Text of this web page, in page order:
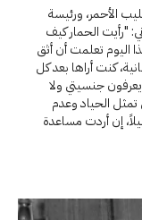
الأحمر، ورئيسة
"رأيت الحمار كيف
اليوم تعلمت أن أثق
كنت أراها بعد كل
جنسيتي ولا
تمثل الحياد وعدم
إن أردت مساعدة